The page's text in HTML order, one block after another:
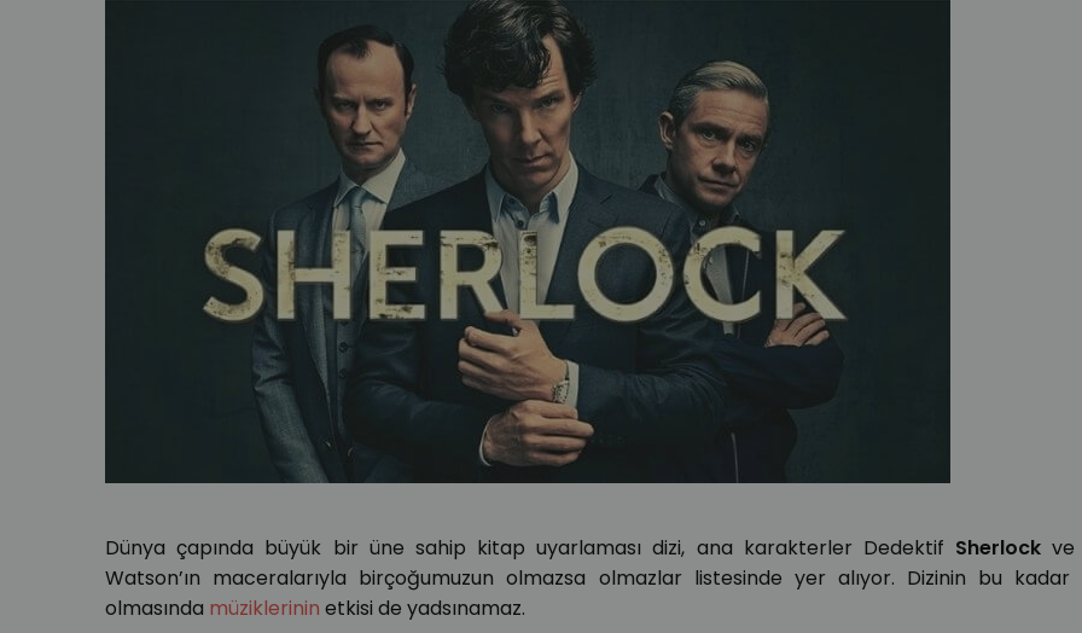
Dünya çapında büyük bir üne sahip kitap uyarlaması dizi, ana karakterler Dedektif Sherlock ve
Watson’ın maceralarıyla birçoğumuzun olmazsa olmazlar listesinde yer alıyor. Dizinin bu kadar
olmasında müziklerinin etkisi de yadsınamaz.